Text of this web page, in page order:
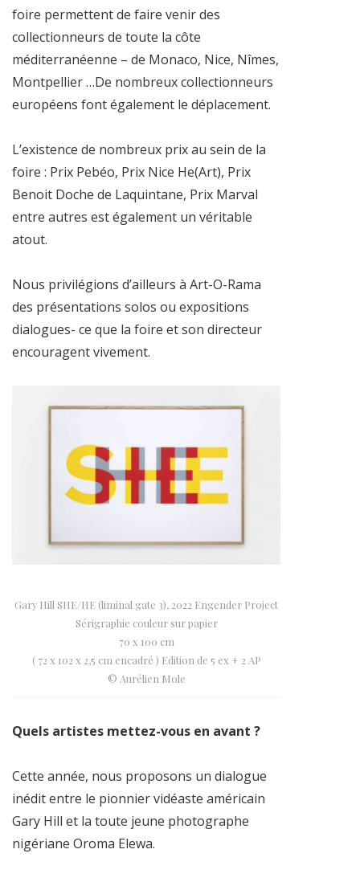
foire permettent de faire venir des
collectionneurs de toute la côte
méditerranéenne – de Monaco, Nice, Nîmes,
Montpellier …De nombreux collectionneurs
européens font également le déplacement.
L’existence de nombreux prix au sein de la
foire : Prix Pebéo, Prix Nice He(Art), Prix
Benoit Doche de Laquintane, Prix Marval
entre autres est également un véritable
atout.
Nous privilégions d’ailleurs à Art-O-Rama
des présentations solos ou expositions
dialogues- ce que la foire et son directeur
encouragent vivement.
Gary Hill SHE/HE (liminal gate 3), 2022 Engender Project
Sérigraphie couleur sur papier
70 x 100 cm
( 72 x 102 x 2,5 cm encadré ) Edition de 5 ex + 2 AP
© Aurélien Mole
Quels artistes mettez-vous en avant ?
Cette année, nous proposons un dialogue
inédit entre le pionnier vidéaste américain
Gary Hill et la toute jeune photographe
nigériane Oroma Elewa.